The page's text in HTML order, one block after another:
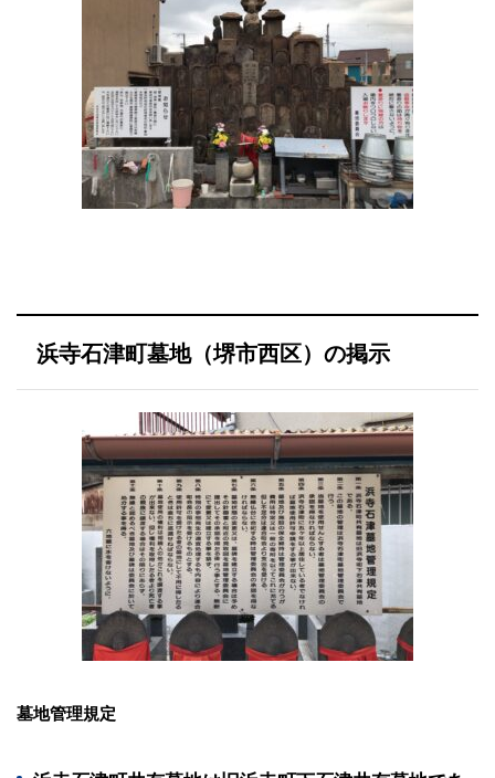
浜寺石津町墓地（堺市西区）の掲示
墓地管理規定